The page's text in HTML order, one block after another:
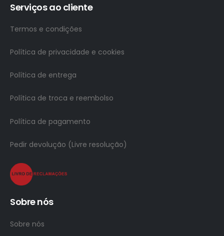
Serviços ao cliente
Termos e condições
Política de privacidade e cookies
Política de entrega
Política de troca e reembolso
Política de pagamento
Pedir devolução (Livre resolução)
Sobre nós
Sobre nós